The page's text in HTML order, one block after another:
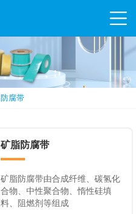
防腐带
矿脂防腐带
矿脂防腐带由合成纤维、碳氢化
合物、中性聚合物、惰性硅填
料、阻燃剂等组成